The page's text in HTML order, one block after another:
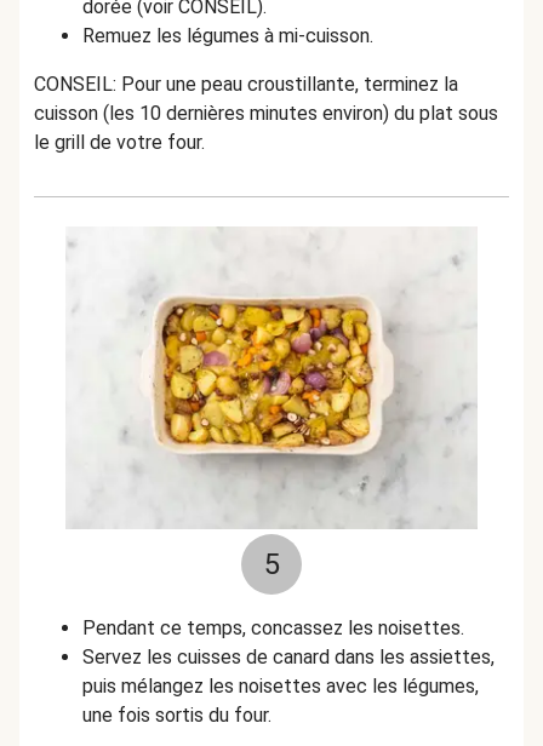
dorée (voir CONSEIL).
Remuez les légumes à mi-cuisson.
CONSEIL: Pour une peau croustillante, terminez la
cuisson (les 10 dernières minutes environ) du plat sous
le grill de votre four.
5
Pendant ce temps, concassez les noisettes.
Servez les cuisses de canard dans les assiettes,
puis mélangez les noisettes avec les légumes,
une fois sortis du four.